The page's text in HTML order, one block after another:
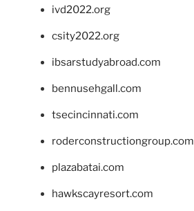
ivd2022.org
csity2022.org
ibsarstudyabroad.com
bennusehgall.com
tsecincinnati.com
roderconstructiongroup.com
plazabatai.com
hawkscayresort.com